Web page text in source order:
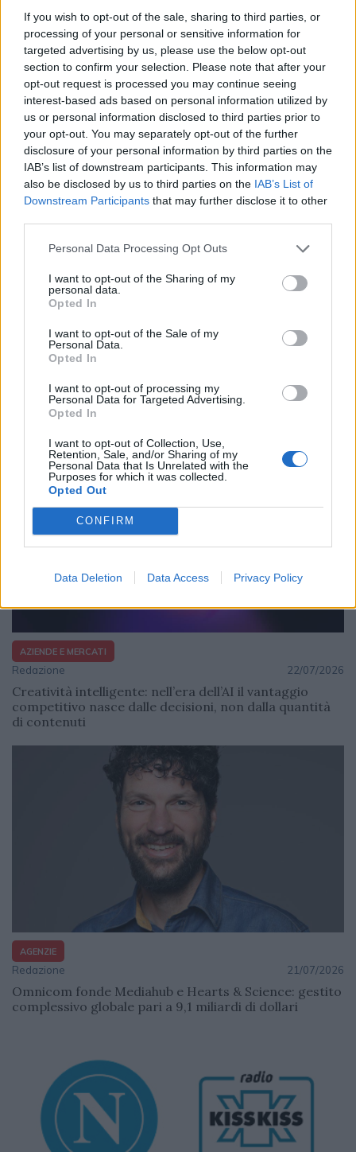
If you wish to opt-out of the sale, sharing to third parties, or
processing of your personal or sensitive information for
targeted advertising by us, please use the below opt-out
section to confirm your selection. Please note that after your
opt-out request is processed you may continue seeing
interest-based ads based on personal information utilized by
us or personal information disclosed to third parties prior to
your opt-out. You may separately opt-out of the further
disclosure of your personal information by third parties on the
IAB’s list of downstream participants. This information may
also be disclosed by us to third parties on the IAB’s List of
Downstream Participants that may further disclose it to other
Personal Data Processing Opt Outs
I want to opt-out of the Sharing of my
personal data.
Opted In
I want to opt-out of the Sale of my
Personal Data.
Opted In
I want to opt-out of processing my
Personal Data for Targeted Advertising.
Opted In
I want to opt-out of Collection, Use,
Retention, Sale, and/or Sharing of my
Personal Data that Is Unrelated with the
Purposes for which it was collected.
Opted Out
CONFIRM
Data Deletion Data Access Privacy Policy
MEDIA
Redazione 22/07/2026
Samsung Ads rafforza la squadra italiana: la CTV
spinge nuovi investimenti e strategie data-driven
DATI E RICERCHE
Redazione 22/07/2026
Finance, la fiducia vale più della visibilità nel marketing
digitale
AZIENDE E MERCATI
Redazione 22/07/2026
Creatività intelligente: nell’era dell’AI il vantaggio
competitivo nasce dalle decisioni, non dalla quantità
di contenuti
AGENZIE
Redazione 21/07/2026
Omnicom fonde Mediahub e Hearts & Science: gestito
complessivo globale pari a 9,1 miliardi di dollari